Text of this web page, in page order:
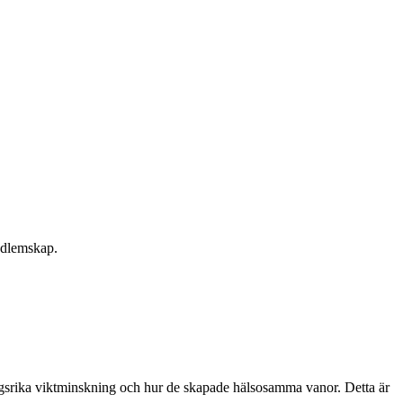
viktminskning och hur de skapade hälsosamma vanor. Detta är